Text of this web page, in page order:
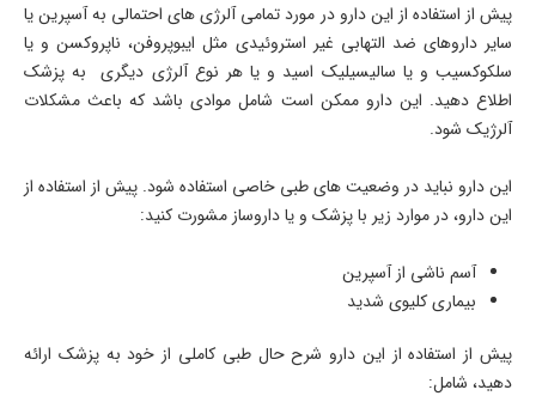
پیش از استفاده از این دارو در مورد تمامی آلرژی های احتمالی به آسپرین یا
سایر داروهای ضد التهابی غیر استروئیدی مثل ایبوپروفن، ناپروکسن و یا
سلکوکسیب و یا سالیسیلیک اسید و یا هر نوع آلرژی دیگری به پزشک
اطلاع دهید. این دارو ممکن است شامل موادی باشد که باعث مشکلات
آلرژیک شود.
این دارو نباید در وضعیت های طبی خاصی استفاده شود. پیش از استفاده از
این دارو، در موارد زیر با پزشک و یا داروساز مشورت کنید:
آسم ناشی از آسپرین
بیماری کلیوی شدید
پیش از استفاده از این دارو شرح حال طبی کاملی از خود به پزشک ارائه
دهید، شامل: